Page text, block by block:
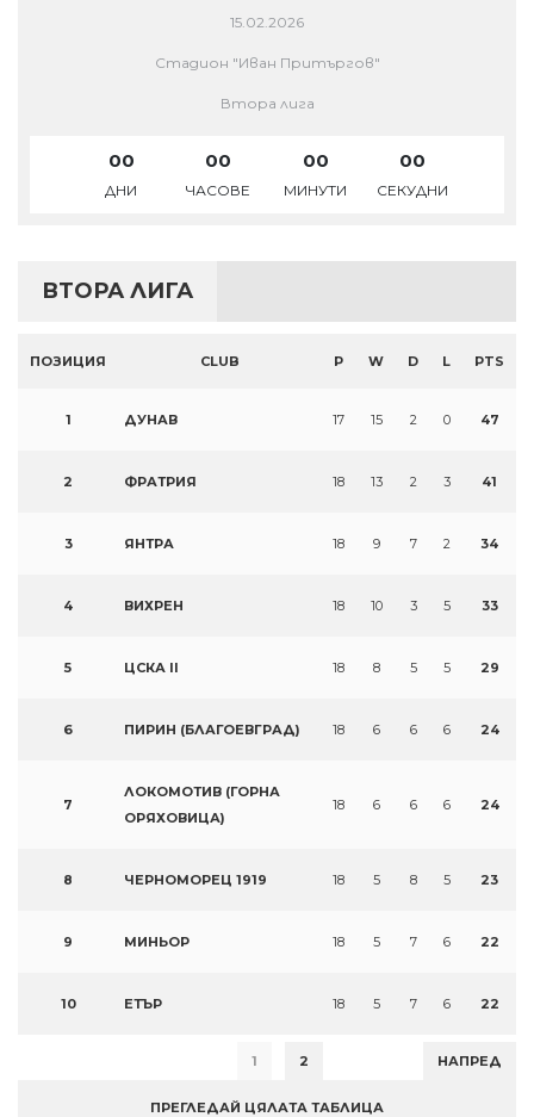
15.02.2026
Стадион "Иван Притъргов"
Втора лига
00
ДНИ
00
ЧАСОВЕ
00
МИНУТИ
00
СЕКУДНИ
ВТОРА ЛИГА
ПОЗИЦИЯ CLUB P W D L PTS
1 ДУНАВ 17 15 2 0 47
2 ФРАТРИЯ 18 13 2 3 41
3 ЯНТРА 18 9 7 2 34
4 ВИХРЕН 18 10 3 5 33
5 ЦСКА II 18 8 5 5 29
6 ПИРИН (БЛАГОЕВГРАД) 18 6 6 6 24
7
ЛОКОМОТИВ (ГОРНА
ОРЯХОВИЦА)
18 6 6 6 24
8 ЧЕРНОМОРЕЦ 1919 18 5 8 5 23
9 МИНЬОР 18 5 7 6 22
10 ЕТЪР 18 5 7 6 22
1 2 НАПРЕД
ПРЕГЛЕДАЙ ЦЯЛАТА ТАБЛИЦА